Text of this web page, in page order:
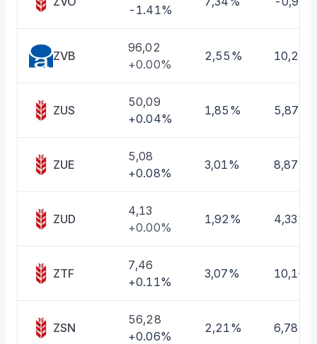
-1.41%
ZVB
96,02
+0.00%
2,55%
ZUS
50,09
+0.04%
1,85% 5,87%
ZUE
5,08
+0.08%
3,01% 8,87%
ZUD
4,13
+0.00%
1,92% 4,33%
ZTF
7,46
+0.11%
3,07% 10,16%
ZSN
56,28
+0.06%
2,21% 6,78%